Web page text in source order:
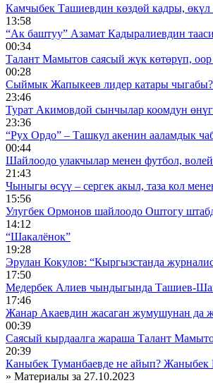
Камчыбек Ташиевдин көздөй кадры, өкүл
13:58
“Ак баштуу” Азамат Кадыралиевдин
00:34
Талант Мамытов саясый жүк көтөрүп,
00:28
Сыймык Жапыкеев лидер катары
23:46
Турат Акимовдой сынчылар коомдун
23:36
“Рух Ордо” – Ташкул акенин ааламдык
00:44
Шайлоодо улакчылар менен футбол,
21:43
Чыныгы өсүү – сергек акыл, таза кол
15:56
Улугбек Ормонов шайлоодо Оштогу
14:12
“Шакалёнок”
19:28
Эрулан Кокулов: “Кыргызстанда
17:50
Медербек Алиев чындыгында Ташиев-
17:46
Жанар Акаевдин жасаган жумушунан да
00:39
Саясый кырдаалга жараша Талант
20:39
Каныбек Туманбаевде не айып? Жаныбек
» Материалы за 27.10.2023